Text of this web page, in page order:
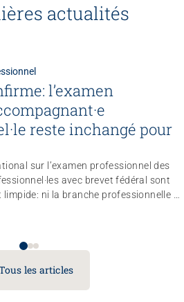
repousser et dépasser
actualités
l’examen
reste inchangé pour
sur l’examen professionnel des
avec brevet fédéral sont
ni la branche professionnelle ni
trois à quatre prochaines années.
opérationnelles et les conditions
les articles